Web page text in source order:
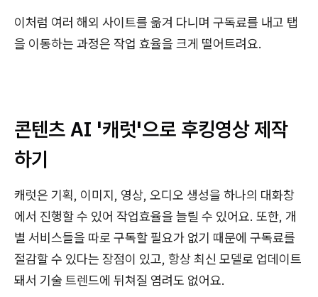
이처럼 여러 해외 사이트를 옮겨 다니며 구독료를 내고 탭
을 이동하는 과정은 작업 효율을 크게 떨어트려요.
콘텐츠 AI '캐럿'으로 후킹영상 제작
하기
캐럿은 기획, 이미지, 영상, 오디오 생성을 하나의 대화창
에서 진행할 수 있어 작업효율을 늘릴 수 있어요. 또한, 개
별 서비스들을 따로 구독할 필요가 없기 때문에 구독료를
절감할 수 있다는 장점이 있고, 항상 최신 모델로 업데이트
돼서 기술 트렌드에 뒤쳐질 염려도 없어요.